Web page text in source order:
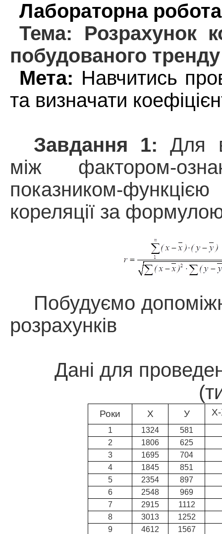
Лабораторна
Тема: Розрахунок
побудованого
Мета: Навчитись
та визначати
Завдання 1: Для
між фактором-
показником-функцією
кореляції за
Побудуємо
розрахунків
Дані для
Роки Х У Х-
1 1324
581
2
1806
625
3
1695
704
4
1845
851
5
2354
897
6
2548
969
7
2915
1112
8
3013
1252
9
4612
1567